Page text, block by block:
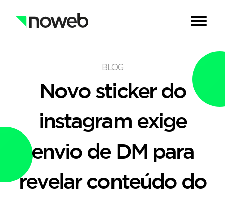
BLOG
Novo sticker do
instagram exige
envio de DM para
revelar conteúdo do